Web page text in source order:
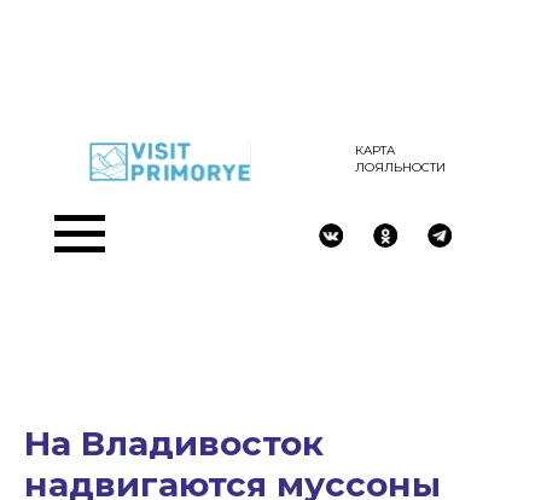
КАРТА
ЛОЯЛЬНОСТИ
На Владивосток
надвигаются муссоны